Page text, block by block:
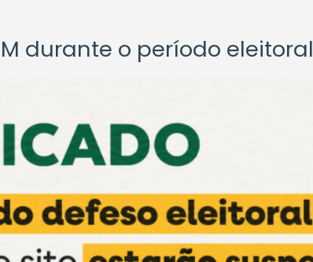
durante o período eleitoral